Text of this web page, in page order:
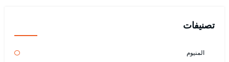
تصنيفات
المنيوم